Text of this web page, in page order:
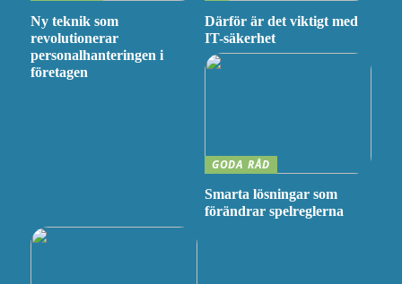
Ny teknik som
revolutionerar
personalhanteringen i
företagen
Därför är det viktigt med
IT-säkerhet
GODA RÅD
Smarta lösningar som
förändrar spelreglerna